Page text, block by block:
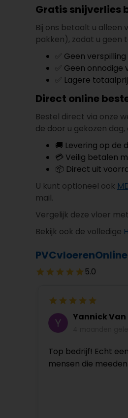
Gratis snijverlies
Bij ons betaalt u
pakken), zodat u geen
✅ Geen verspilling
✅ Geen onnodige
✅ Lagere
Direct online
Bestel direct via onze
de door u gekozen
🚚 Levering op de
💳 Veilig betalen
📦 Direct uit
U kunt optioneel ook
mail.
Vergelijk deze vloer
Bekijk ook de volledige
5.0
Yannick
Top bedrijf! Echt
mensen die